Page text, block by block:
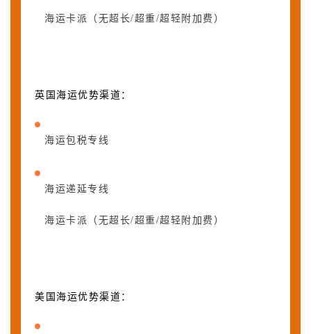
海运卡派（无超长/超重/超轻附加费）
英国海运优势渠道：
海运包税专线
海运递延专线
海运卡派（无超长/超重/超轻附加费）
美国海运优势渠道：